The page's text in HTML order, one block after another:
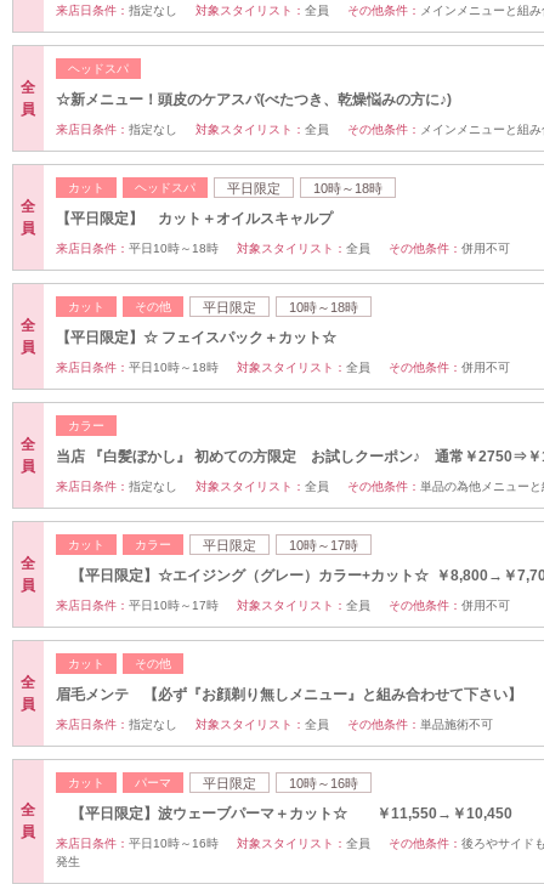
来店日条件： 指定なし 対象スタイリスト： 全員 その他条件： メインメニューと組
全
員
ヘッドスパ
☆新メニュー！頭皮のケアスパ(べたつき、乾燥悩みの方に♪)
来店日条件： 指定なし 対象スタイリスト： 全員 その他条件： メインメニューと組
全
員
カット ヘッドスパ 平日限定 10時～18時
【平日限定】 カット＋オイルスキャルプ
来店日条件： 平日10時～18時 対象スタイリスト： 全員 その他条件： 併用不可
全
員
カット その他 平日限定 10時～18時
【平日限定】☆ フェイスパック＋カット☆
来店日条件： 平日10時～18時 対象スタイリスト： 全員 その他条件： 併用不可
全
員
カラー
当店 『白髪ぼかし』 初めての方限定 お試しクーポン♪ 通常￥2750⇒
来店日条件： 指定なし 対象スタイリスト： 全員 その他条件： 単品の為他メニュー
全
員
カット カラー 平日限定 10時～17時
【平日限定】☆エイジング（グレー）カラー+カット☆ ￥8,800→￥
来店日条件： 平日10時～17時 対象スタイリスト： 全員 その他条件： 併用不可
全
員
カット その他
眉毛メンテ 【必ず『お顔剃り無しメニュー』と組み合わせて下さい】
来店日条件： 指定なし 対象スタイリスト： 全員 その他条件： 単品施術不可
全
員
カット パーマ 平日限定 10時～16時
【平日限定】波ウェーブパーマ＋カット☆ ￥11,550→￥10,450
来店日条件： 平日10時～16時 対象スタイリスト： 全員 その他条件： 後ろやサイド
発生